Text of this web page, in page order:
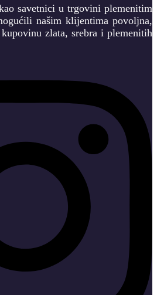
savetnici u trgovini plemenitim
našim klijentima povoljna,
zlata, srebra i plemenitih